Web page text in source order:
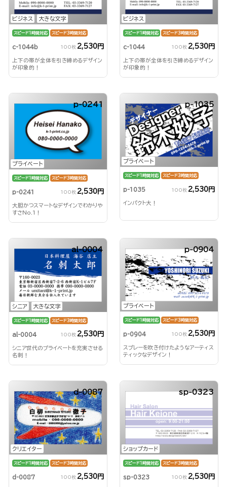
ビジネス 大きな文字
スピード1時間対応 スピード3時間対応
c-1044b 100枚 2,530円
上下の帯が全体を引き締めるデザイン
が印象的！
ビジネス
スピード1時間対応 スピード3時間対応
c-1044 100枚 2,530円
上下の帯が全体を引き締めるデザイン
が印象的！
プライベート
p-0241
スピード1時間対応 スピード3時間対応
p-0241 100枚 2,530円
大胆かつスマートなデザインでわかりや
すさNo.1！
プライベート
p-1035
スピード1時間対応 スピード3時間対応
p-1035 100枚 2,530円
インパクト大！
シニア 大きな文字
al-0004
スピード1時間対応 スピード3時間対応
al-0004 100枚 2,530円
シニア世代のプライベートを充実させる
名刺！
プライベート
p-0904
スピード1時間対応 スピード3時間対応
p-0904 100枚 2,530円
スプレーを吹き付けたようなアーティス
ティックなデザイン！
クリエイター
d-0087
スピード1時間対応 スピード3時間対応
d-0087 100枚 2,530円
ショップカード
sp-0323
スピード1時間対応 スピード3時間対応
sp-0323 100枚 2,530円